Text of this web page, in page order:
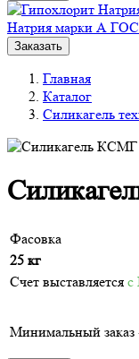
Натрия марки А
Заказать
Главная
Каталог
Силикагель
Фасовка
25 кг
Счет выставляется с
Минимальный заказ